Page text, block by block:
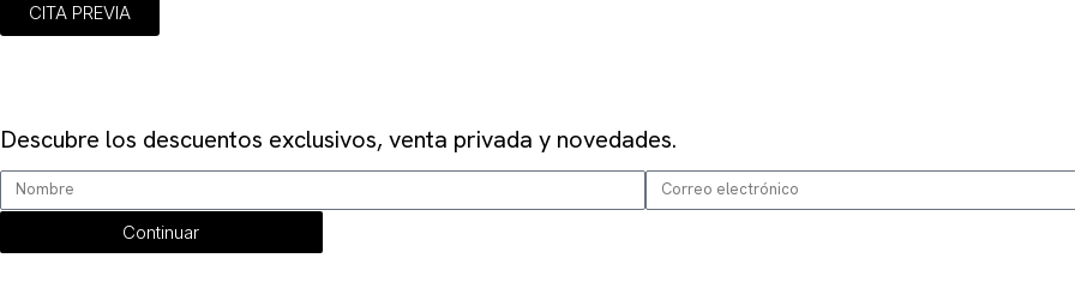
CITA PREVIA
Descubre los descuentos exclusivos, venta privada y novedades.
Continuar